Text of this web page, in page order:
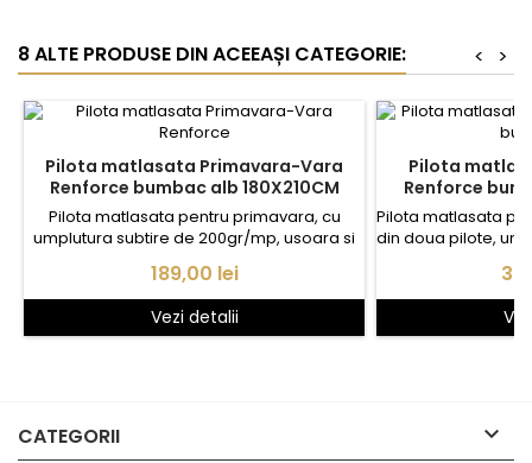
8 ALTE PRODUSE DIN ACEEAȘI CATEGORIE: >
<
Pilota matlasata Primavara-Vara
Renforce bumbac alb 180X210CM
Pilota matlasata pentru primavara, cu
umplutura subtire de 200gr/mp, usoara si
pufoasa, cu tesatura 100% bumbac alb de
calitate, potrivita pentru paturi de doua
persoane, saltele de 140-160x200cm.
Pret
189,00 lei
Vezi detalii
Pilota
Renforce
Pilota matlasata
din doua pilote,
umplutura
usoara si
tesatura 100%
calitate, tesatura
CATEGORII 